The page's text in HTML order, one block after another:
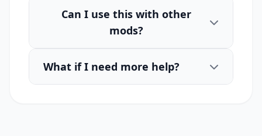
Can I use this with other
mods?
What if I need more help?